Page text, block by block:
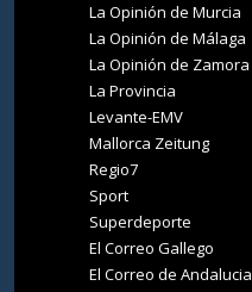
La Opinión de Murcia
La Opinión de Málaga
La Opinión de Zamora
La Provincia
Levante-EMV
Mallorca Zeitung
Regio7
Sport
Superdeporte
El Correo Gallego
El Correo de Andalucia